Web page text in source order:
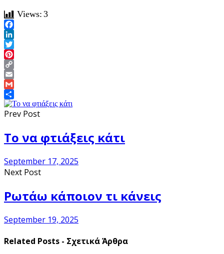
Views: 3
Facebook
LinkedIn
Twitter
Pinterest
Copy
Link
Email
Gmail
Share
Prev Post
Το να φτιάξεις κάτι
September 17, 2025
Next Post
Ρωτάω κάποιον τι κάνεις
September 19, 2025
Related Posts - Σχετικά Άρθρα